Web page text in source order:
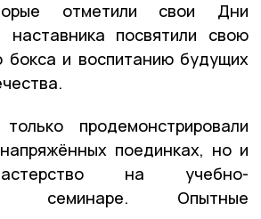
отметили свои Дни
посвятили свою
бокса и воспитанию будущих
продемонстрировали
поединках, но и
на учебно-
семинаре. Опытные